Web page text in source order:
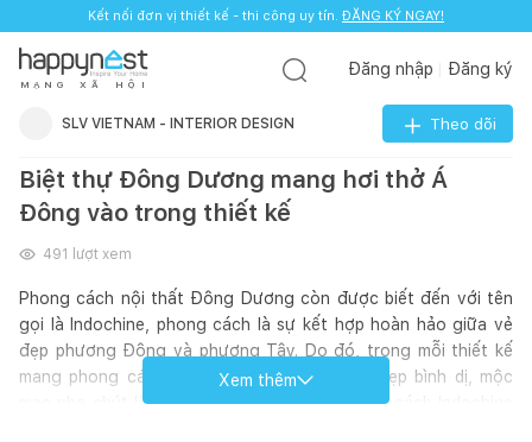
Kết nối đơn vị thiết kế - thi công uy tín. ĐĂNG KÝ NGAY!
M Ạ N G X Ã H Ộ I
Đăng nhập Đăng ký
SLV VIETNAM - INTERIOR DESIGN Theo dõi
Biệt thự Đông Dương mang hơi thở Á
Đông vào trong thiết kế
491 lượt xem
Phong cách nội thất Đông Dương còn được biết đến với tên
gọi là Indochine, phong cách là sự kết hợp hoàn hảo giữa vẻ
đẹp phương Đông và phương Tây. Do đó, trong mỗi thiết kế
mang phong cách Đông Dương đều có vẻ đẹp bình dị, mộc
mạc pha chút lãng mạn và nghệ thuật. Phong cách Indochine
Xem thêm